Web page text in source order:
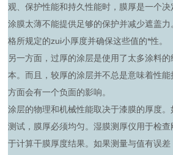
观、保护性能和持久性能时，膜厚是一个决
涂膜太薄不能提供足够的保护并减少遮盖
格所规定的zui小厚度并确保这些值的*性。
另一方面，过厚的涂层是使用了太多涂料
本。而且，较厚的涂层并不总是意味着性
方面会有一个负面的影响。
涂层的物理和机械性能取决于漆膜的厚度
测试，膜厚必须均匀。湿膜测厚仪用于检
于计算干膜厚度结果。如果测量与值有误